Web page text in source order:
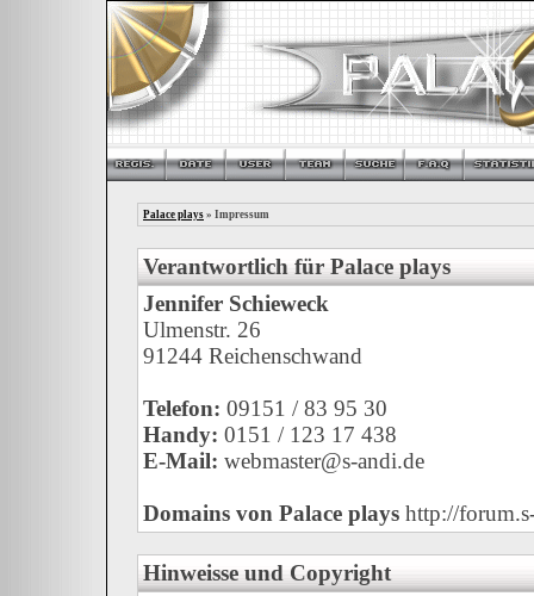
Palace plays » Impressum
Verantwortlich für Palace plays
Jennifer Schieweck
Ulmenstr. 26
91244 Reichenschwand
Telefon: 09151 / 83 95 30
Handy: 0151 / 123 17 438
E-Mail: webmaster@s-andi.de
Domains von Palace plays http://
Hinweisse und Copyright